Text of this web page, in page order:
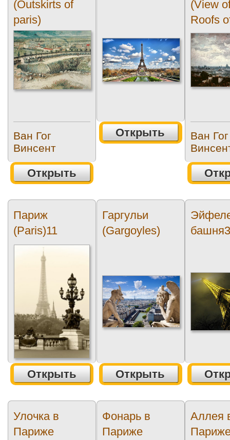
(Outskirts of
paris)
Ван Гог
Винсент
Открыть
Открыть
(View
Roofs
Ван Гог
Париж
(Paris)11
Открыть
Гаргульи
(Gargoyles)
Открыть
Улочка в
Париже
Фонарь в
Париже
Аллея